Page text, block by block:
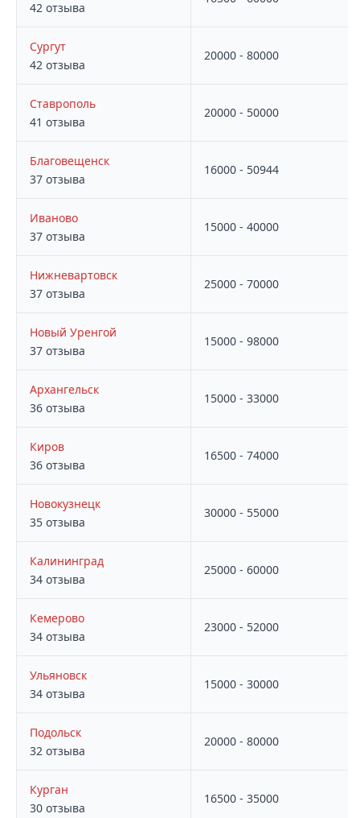
42 отзыва
Сургут
42 отзыва
20000 - 80000
Ставрополь
41 отзыва
20000 - 50000
Благовещенск
37 отзыва
16000 - 50944
Иваново
37 отзыва
15000 - 40000
Нижневартовск
37 отзыва
25000 - 70000
Новый Уренгой
37 отзыва
15000 - 98000
Архангельск
36 отзыва
15000 - 33000
Киров
36 отзыва
16500 - 74000
Новокузнецк
35 отзыва
30000 - 55000
Калининград
34 отзыва
25000 - 60000
Кемерово
34 отзыва
23000 - 52000
Ульяновск
34 отзыва
15000 - 30000
Подольск
32 отзыва
20000 - 80000
Курган
30 отзыва
16500 - 35000